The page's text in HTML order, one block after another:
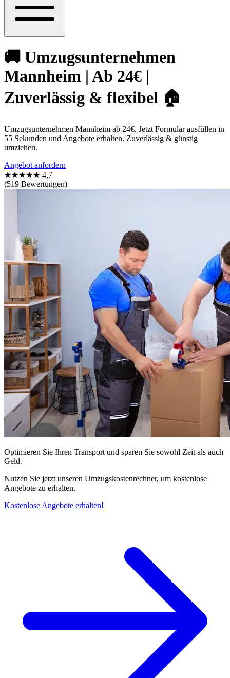
🚚 Umzugsunternehmen
Mannheim | Ab 24€ |
Zuverlässig & flexibel 🏠
Umzugsunternehmen Mannheim ab 24€. Jetzt Formular ausfüllen in
55 Sekunden und Angebote erhalten. Zuverlässig & günstig
umziehen.
Angebot anfordern
★★★★★ 4,7
(519 Bewertungen)
Optimieren Sie Ihren Transport und sparen Sie sowohl Zeit als auch
Geld.
Nutzen Sie jetzt unseren Umzugskostenrechner, um kostenlose
Angebote zu erhalten.
Kostenlose Angebote erhalten!